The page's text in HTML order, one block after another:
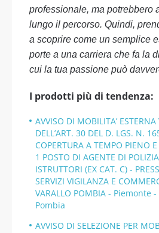
professionale, ma potrebbero
lungo il percorso. Quindi,
a scoprire come un semplice
porte a una carriera che fa la
cui la tua passione può
I prodotti più di tendenza:
AVVISO DI MOBILITA’
DELL’ART. 30 DEL D. LGS. N.
COPERTURA A TEMPO PIENO
1 POSTO DI AGENTE DI
ISTRUTTORI (EX CAT. C) -
SERVIZI VIGILANZA E
VARALLO POMBIA - Piemonte
Pombia
AVVISO DI SELEZIONE PER